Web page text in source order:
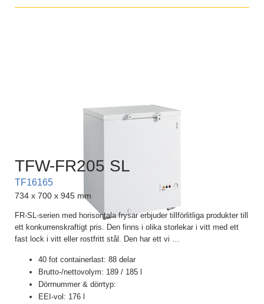
TFW-FR205 SL
TF16165
734 x 700 x 945 mm
FR-SL-serien med horisontala frysar erbjuder tillförlitliga produkter till
ett konkurrenskraftigt pris. Den finns i olika storlekar i vitt med ett
fast lock i vitt eller rostfritt stål. Den har ett vi
40 fot containerlast: 88 delar
Brutto-/nettovolym: 189 / 185 l
Dörrnummer & dörrtyp:
EEI-vol: 176 l